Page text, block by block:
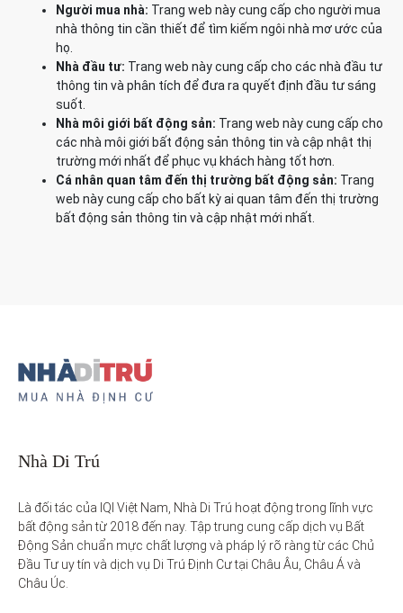
Người mua nhà: Trang web này cung cấp cho người mua
nhà thông tin cần thiết để tìm kiếm ngôi nhà mơ ước của
họ.
Nhà đầu tư: Trang web này cung cấp cho các nhà đầu tư
thông tin và phân tích để đưa ra quyết định đầu tư sáng
suốt.
Nhà môi giới bất động sản: Trang web này cung cấp cho
các nhà môi giới bất động sản thông tin và cập nhật thị
trường mới nhất để phục vụ khách hàng tốt hơn.
Cá nhân quan tâm đến thị trường bất động sản: Trang
web này cung cấp cho bất kỳ ai quan tâm đến thị trường
bất động sản thông tin và cập nhật mới nhất.
Nhà Di Trú
Là đối tác của IQI Việt Nam, Nhà Di Trú hoạt động trong lĩnh vực
bất động sản từ 2018 đến nay. Tập trung cung cấp dịch vụ Bất
Động Sản chuẩn mực chất lượng và pháp lý rõ ràng từ các Chủ
Đầu Tư uy tín và dịch vụ Di Trú Định Cư tại Châu Âu, Châu Á và
Châu Úc.